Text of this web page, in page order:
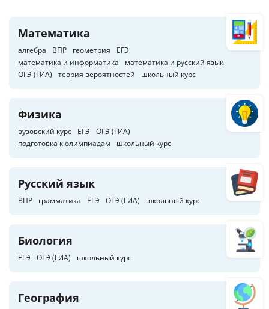
Математика
алгебра ВПР геометрия
ЕГЭ
математика и информатика
математика и русский язык
ОГЭ (ГИА)
теория вероятностей школьный курс
Физика
вузовский курс ЕГЭ
ОГЭ (ГИА)
подготовка к олимпиадам
школьный курс
Русский язык
ВПР грамматика ЕГЭ ОГЭ (ГИА) школьный курс
Биология
ЕГЭ ОГЭ (ГИА) школьный курс
География